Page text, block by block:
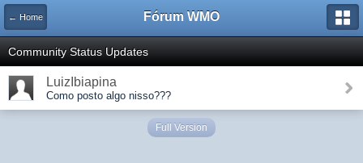
← Home Fórum WMO
Community Status Updates
LuizIbiapina
Como posto algo nisso???
Full Version